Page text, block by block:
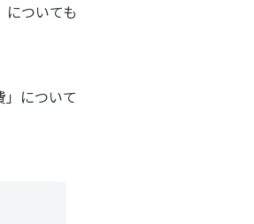
ついても
について